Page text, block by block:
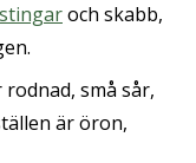
och skabb,
små sår,
är öron,